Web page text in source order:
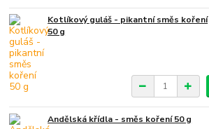
Kotlíkový guláš - pikantní směs koření
50 g
Andělská křídla - směs koření 50 g